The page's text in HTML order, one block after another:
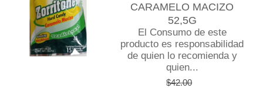
CARAMELO MACIZO
52,5G
El Consumo de este
producto es responsabilidad
de quien lo recomienda y
quien...
$42.00